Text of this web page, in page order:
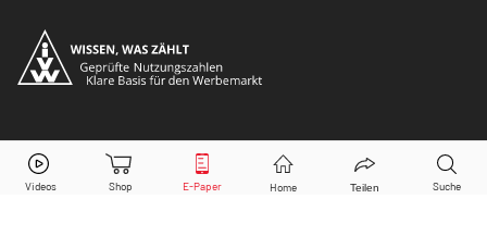
© Copyright 2026 Börsenmedien AG. Alle Rechte